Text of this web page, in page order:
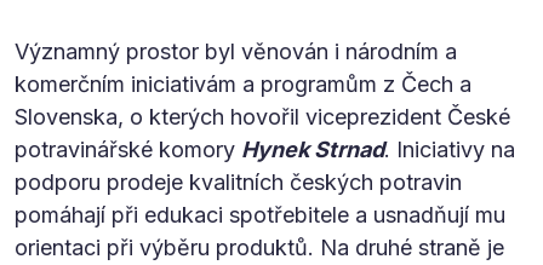
Významný prostor byl věnován i národním a
komerčním iniciativám a programům z Čech a
Slovenska, o kterých hovořil viceprezident České
potravinářské komory Hynek Strnad. Iniciativy na
podporu prodeje kvalitních českých potravin
pomáhají při edukaci spotřebitele a usnadňují mu
orientaci při výběru produktů. Na druhé straně je